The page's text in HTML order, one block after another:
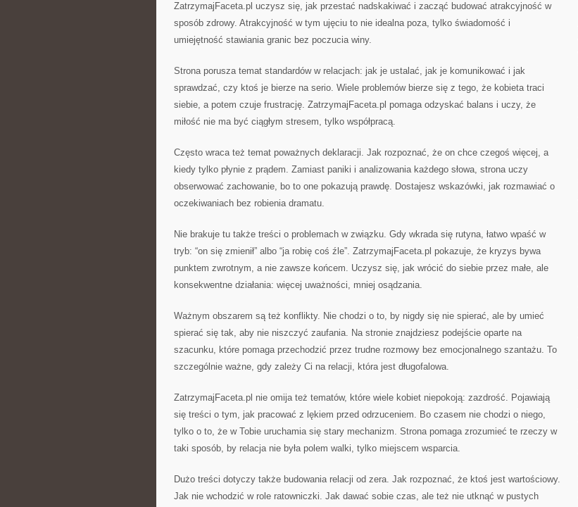
ZatrzymajFaceta.pl uczysz się, jak przestać nadskakiwać i zacząć budować atrakcyjność w
sposób zdrowy. Atrakcyjność w tym ujęciu to nie idealna poza, tylko świadomość i
umiejętność stawiania granic bez poczucia winy.
Strona porusza temat standardów w relacjach: jak je ustalać, jak je komunikować i jak
sprawdzać, czy ktoś je bierze na serio. Wiele problemów bierze się z tego, że kobieta traci
siebie, a potem czuje frustrację. ZatrzymajFaceta.pl pomaga odzyskać balans i uczy, że
miłość nie ma być ciągłym stresem, tylko współpracą.
Często wraca też temat poważnych deklaracji. Jak rozpoznać, że on chce czegoś więcej, a
kiedy tylko płynie z prądem. Zamiast paniki i analizowania każdego słowa, strona uczy
obserwować zachowanie, bo to one pokazują prawdę. Dostajesz wskazówki, jak rozmawiać o
oczekiwaniach bez robienia dramatu.
Nie brakuje tu także treści o problemach w związku. Gdy wkrada się rutyna, łatwo wpaść w
tryb: “on się zmienił” albo “ja robię coś źle”. ZatrzymajFaceta.pl pokazuje, że kryzys bywa
punktem zwrotnym, a nie zawsze końcem. Uczysz się, jak wrócić do siebie przez małe, ale
konsekwentne działania: więcej uważności, mniej osądzania.
Ważnym obszarem są też konflikty. Nie chodzi o to, by nigdy się nie spierać, ale by umieć
spierać się tak, aby nie niszczyć zaufania. Na stronie znajdziesz podejście oparte na
szacunku, które pomaga przechodzić przez trudne rozmowy bez emocjonalnego szantażu. To
szczególnie ważne, gdy zależy Ci na relacji, która jest długofalowa.
ZatrzymajFaceta.pl nie omija też tematów, które wiele kobiet niepokoją: zazdrość. Pojawiają
się treści o tym, jak pracować z lękiem przed odrzuceniem. Bo czasem nie chodzi o niego,
tylko o to, że w Tobie uruchamia się stary mechanizm. Strona pomaga zrozumieć te rzeczy w
taki sposób, by relacja nie była polem walki, tylko miejscem wsparcia.
Dużo treści dotyczy także budowania relacji od zera. Jak rozpoznać, że ktoś jest wartościowy.
Jak nie wchodzić w role ratowniczki. Jak dawać sobie czas, ale też nie utknąć w pustych